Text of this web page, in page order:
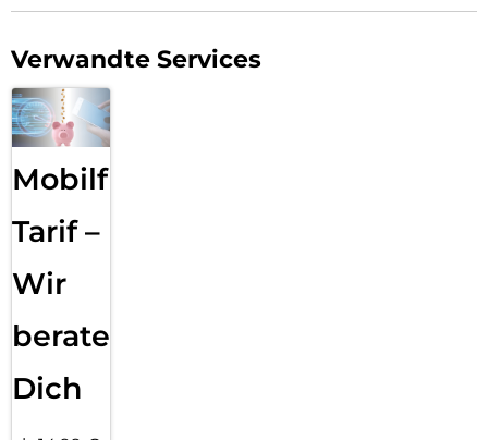
Verwandte Services
Mobilfunk
Tarif –
Wir
beraten
Dich